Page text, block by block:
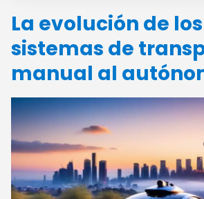
La evolución de los
sistemas de
manual al